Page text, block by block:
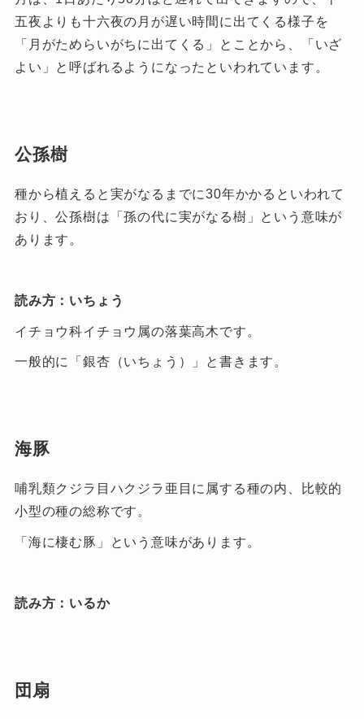
五夜よりも十六夜の月が遅い時間に出てくる様子を
「月がためらいがちに出てくる」とことから、「いざ
よい」と呼ばれるようになったといわれています。
公孫樹
種から植えると実がなるまでに30年かかるといわれて
おり、公孫樹は「孫の代に実がなる樹」という意味が
あります。
読み方：いちょう
イチョウ科イチョウ属の落葉高木です。
一般的に「銀杏（いちょう）」と書きます。
海豚
哺乳類クジラ目ハクジラ亜目に属する種の内、比較的
小型の種の総称です。
「海に棲む豚」という意味があります。
読み方：いるか
団扇